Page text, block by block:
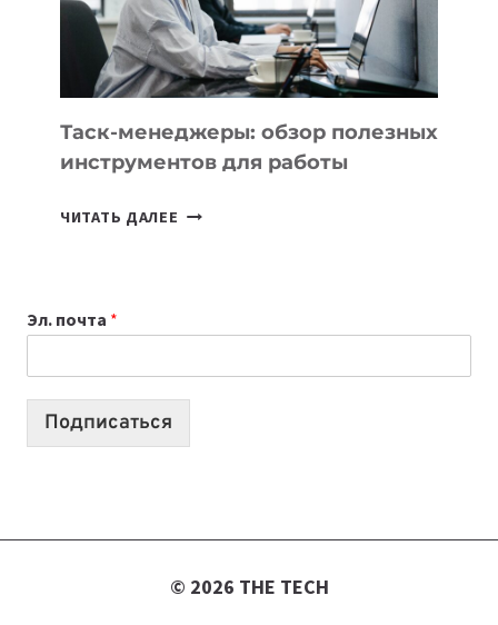
ЕМУ
МОЖНО
ПОРУЧИТЬ
УЖЕ
СЕГОДНЯ
Таск-менеджеры: обзор полезных
инструментов для работы
ЧИТАТЬ ДАЛЕЕ ТАСК-
РАБОТЫ
Эл. почта *
Подписаться
© 2026 THE TECH